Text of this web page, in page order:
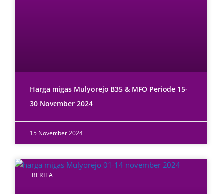
Harga migas Mulyorejo B35 & MFO Periode 15-
30 November 2024
15 November 2024
BERITA